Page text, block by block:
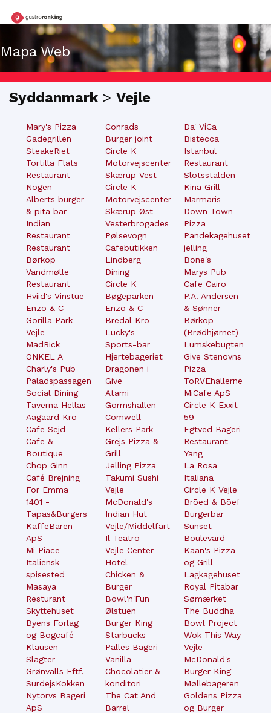
Mapa Web
Syddanmark > Vejle
Mary's Pizza
Gadegrillen
SteakeRiet
Tortilla Flats
Restaurant
Nögen
Alberts burger
& pita bar
Indian
Restaurant
Restaurant
Børkop
Vandmølle
Restaurant
Hviid's Vinstue
Enzo & C
Gorilla Park
Vejle
MadRick
ONKEL A
Charly's Pub
Paladspassagen
Social Dining
Taverna Hellas
Aagaard Kro
Cafe Sejd -
Cafe &
Boutique
Chop Ginn
Café Brejning
For Emma
1401 -
Tapas&Burgers
KaffeBaren
ApS
Mi Piace -
Italiensk
spisested
Masaya
Resturant
Skyttehuset
Byens Forlag
og Bogcafé
Klausen
Slagter
Grønvalls Eftf.
SurdejsKokken
Nytorvs Bageri
ApS
Conrads
Burger joint
Circle K
Motorvejscenter
Skærup Vest
Circle K
Motorvejscenter
Skærup Øst
Vesterbrogades
Pølsevogn
Cafebutikken
Lindberg
Dining
Circle K
Bøgeparken
Enzo & C
Bredal Kro
Lucky's
Sports-bar
Hjertebageriet
Dragonen i
Give
Atami
Gormshallen
Comwell
Kellers Park
Grejs Pizza &
Grill
Jelling Pizza
Takumi Sushi
Vejle
McDonald's
Indian Hut
Vejle/Middelfart
Il Teatro
Vejle Center
Hotel
Chicken &
Burger
Bowl'n'Fun
Ølstuen
Burger King
Starbucks
Palles Bageri
Vanilla
Chocolatier &
konditori
The Cat And
Barrel
Da' ViCa
Bistecca
Istanbul
Restaurant
Slotsstalden
Kina Grill
Marmaris
Down Town
Pizza
Pandekagehuset
jelling
Bone's
Marys Pub
Cafe Cairo
P.A. Andersen
& Sønner
Børkop
(Brødhjørnet)
Lumskebugten
Give Stenovns
Pizza
ToRVEhallerne
MiCafe ApS
Circle K Exxit
59
Egtved Bageri
Restaurant
Yang
La Rosa
Italiana
Circle K Vejle
Brōed & Bōef
Burgerbar
Sunset
Boulevard
Kaan's Pizza
og Grill
Lagkagehuset
Royal Pitabar
Sømærket
The Buddha
Bowl Project
Wok This Way
Vejle
McDonald's
Burger King
Møllebageren
Goldens Pizza
og Burger